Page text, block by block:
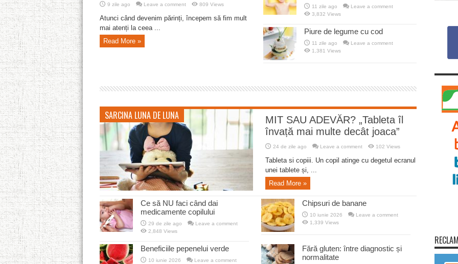
9 zile ago Leave a comment 809 Views
Atunci când devenim părinți, începem să fim mult
mai atenți la ceea ...
Read More »
11 zile ago
Leave a comment
3,832 Views
Piure de legume cu cod
11 zile ago
Leave a comment
1,381 Views
SARCINA LUNA DE LUNA
MIT SAU ADEVĂR? „Tableta îl
învață mai multe decât joaca”
24 de zile ago Leave a comment 102 Views
Tableta si copiii. Un copil atinge cu degetul ecranul
unei tablete și, ...
Read More »
Ce să NU faci când dai
medicamente copilului
29 de zile ago
Leave a comment
2,848 Views
Chipsuri de banane
10 iunie 2026
Leave a comment
1,339 Views
Beneficiile pepenelui verde
10 iunie 2026
Leave a comment
Fără gluten: între diagnostic și
normalitate